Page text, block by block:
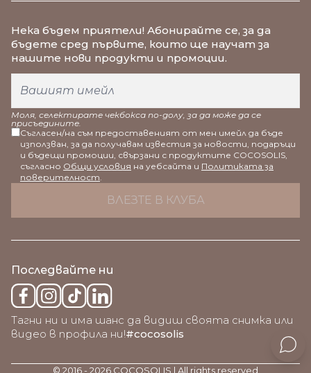
Нека бъдем приятели! Абонирайте се, за да
бъдете сред първите, които ще научат за
нашите нови продукти и промоции.
Моля, селектирате чекбокса по-долу, за да може да се
присъедините.
Съгласен/на съм предоставеният от мен имейл да бъде
използван, за да получавам известия за новости, подаръци
и бъдещи промоции, свързани с продуктите COCOSOLIS,
съгласно Общи условия на уебсайта и Политиката за
поверителност
Последвайте ни
Тагни ни и има шанс да видиш своята снимка или
видео в профила ни!#cocosolis
© 2016 - 2026 COCOSOLIS | All rights reserved